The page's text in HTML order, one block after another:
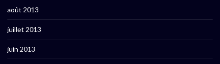
août 2013
juillet 2013
juin 2013